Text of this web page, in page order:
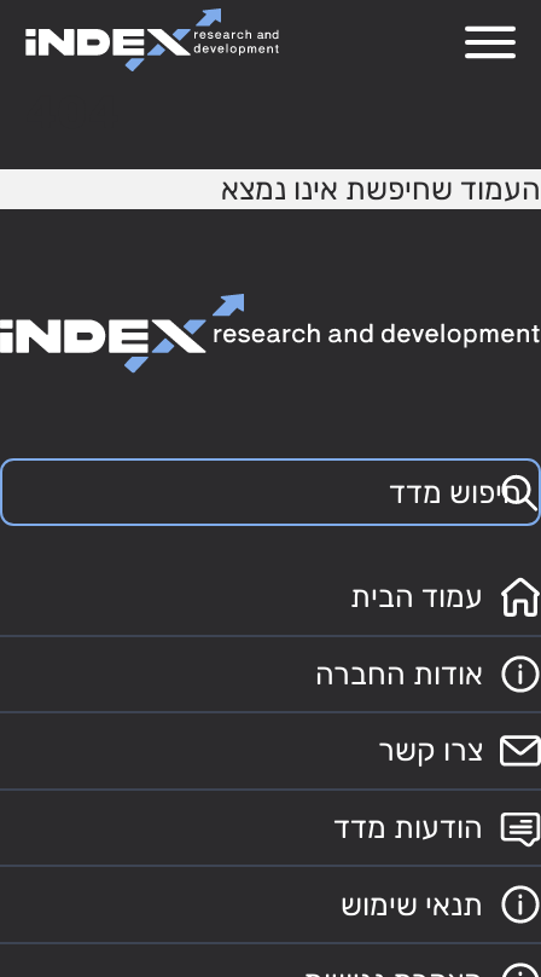
העמוד שחיפשת אינו נמצא
עמוד הבית
אודות החברה
צרו קשר
הודעות מדד
תנאי שימוש